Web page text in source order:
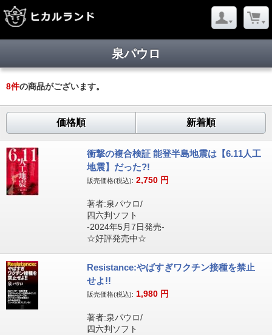
泉パウロ
8件の商品がございます。
価格順 新着順
衝撃の複合検証 能登半島地震は【6.11人工
地震】だった?!
販売価格(税込): 2,750 円
著者:泉パウロ/
四六判ソフト
-2024年5月7日発売-
☆好評発売中☆
Resistance:やばすぎワクチン接種を禁止
せよ!!
販売価格(税込): 1,980 円
著者:泉パウロ/
四六判ソフト